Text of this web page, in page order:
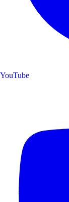
YouTube